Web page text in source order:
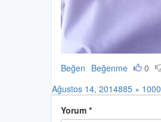
Beğen Beğenme 0
Posted
Ağustos 14, 2014Full
885 × 1000
Yorum *